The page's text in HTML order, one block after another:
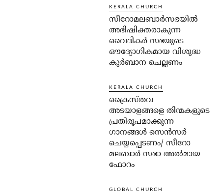
KERALA CHURCH
സീറോമലബാർസഭയിൽ
അഭിഷിക്തരാകുന്ന
വൈദികർ സഭയുടെ
ഔദ്യോഗികമായ വിശുദ്ധ
കുർബാന ചെല്ലണം
KERALA CHURCH
ക്രൈസ്തവ
അടയാളങ്ങളെ തിന്മകളുടെ
പ്രതിരൂപമാക്കുന്ന
ഗാനങ്ങൾ സെൻസർ
ചെയ്യപ്പെടണം/ സീറോ
മലബാർ സഭാ അൽമായ
ഫോറം
GLOBAL CHURCH